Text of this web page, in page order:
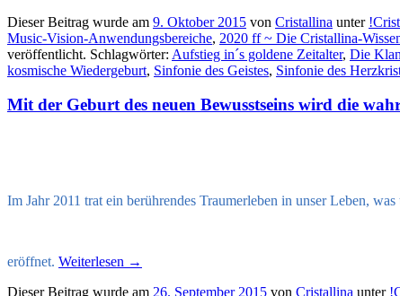
Dieser Beitrag wurde am 9. Oktober 2015 von Cristallina unter
Music-Vision-Anwendungsbereiche, 2020 ff ~ Die Cristallina-
veröffentlicht. Schlagwörter: Aufstieg in´s goldene Zeitalter, Die
kosmische Wiedergeburt, Sinfonie des Geistes, Sinfonie des
Mit der Geburt des neuen Bewusstseins wird die
Im Jahr 2011 trat ein berührendes Traumerleben in unser Leben,
eröffnet. Weiterlesen →
Dieser Beitrag wurde am 26. September 2015 von Cristallina unter